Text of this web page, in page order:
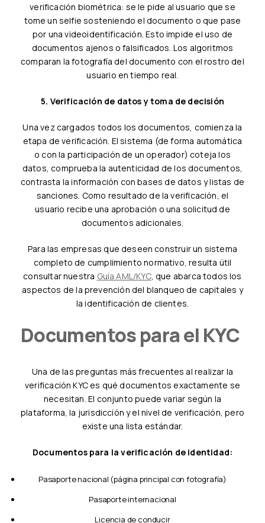
verificación biométrica: se le pide al usuario que se
tome un selfie sosteniendo el documento o que pase
por una videoidentificación. Esto impide el uso de
documentos ajenos o falsificados. Los algoritmos
comparan la fotografía del documento con el rostro del
usuario en tiempo real.
5. Verificación de datos y toma de decisión
Una vez cargados todos los documentos, comienza la
etapa de verificación. El sistema (de forma automática
o con la participación de un operador) coteja los
datos, comprueba la autenticidad de los documentos,
contrasta la información con bases de datos y listas de
sanciones. Como resultado de la verificación, el
usuario recibe una aprobación o una solicitud de
documentos adicionales.
Para las empresas que deseen construir un sistema
completo de cumplimiento normativo, resulta útil
consultar nuestra Guía AML/KYC, que abarca todos los
aspectos de la prevención del blanqueo de capitales y
la identificación de clientes.
Documentos para el KYC
Una de las preguntas más frecuentes al realizar la
verificación KYC es qué documentos exactamente se
necesitan. El conjunto puede variar según la
plataforma, la jurisdicción y el nivel de verificación, pero
existe una lista estándar.
Documentos para la verificación de identidad:
Pasaporte nacional (página principal con fotografía)
Pasaporte internacional
Licencia de conducir